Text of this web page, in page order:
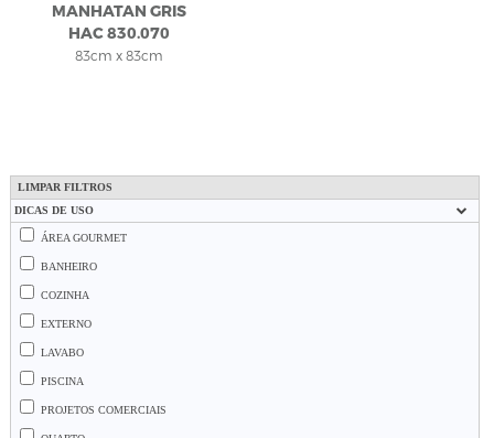
MANHATAN GRIS
HAC 830.070
83cm x 83cm
LIMPAR FILTROS
DICAS DE USO
ÁREA GOURMET
BANHEIRO
COZINHA
EXTERNO
LAVABO
PISCINA
PROJETOS COMERCIAIS